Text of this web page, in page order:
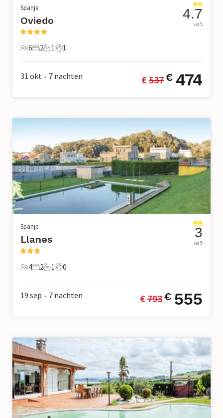
Spanje
Oviedo
6 Gasten
6
2 Slaapkamers
2
1 Badkamer
1
1 Huisdier
1
4.7
uit 5
31 okt • 7 nachten € 537€ 474
Spanje
Llanes
4 Gasten
4
2 Slaapkamers
2
1 Badkamer
1
0 Huisdieren
0
3
uit 5
19 sep • 7 nachten € 793€ 555